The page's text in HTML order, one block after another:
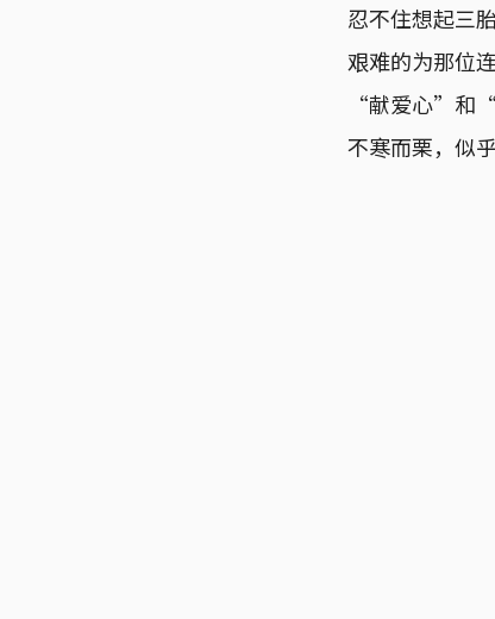
忍不住想起三
艰难的为那位
“献爱心”和“
不寒而栗，似